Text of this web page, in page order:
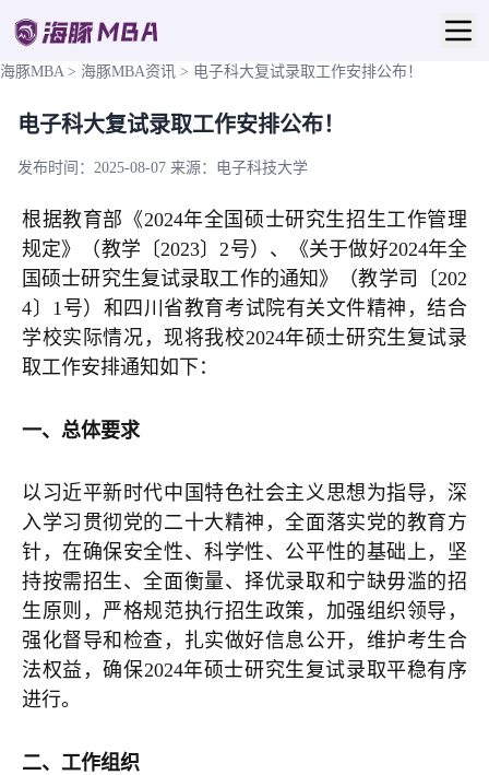
海豚MBA > 海豚MBA资讯 > 电子科大复试录取工作安排公布！
电子科大复试录取工作安排公布！
发布时间：2025-08-07 来源：电子科技大学
根据教育部《2024年全国硕士研究生招生工作管理
规定》（教学〔2023〕2号）、《关于做好2024年全
国硕士研究生复试录取工作的通知》（教学司〔202
4〕1号）和四川省教育考试院有关文件精神，结合
学校实际情况，现将我校2024年硕士研究生复试录
取工作安排通知如下：
一、总体要求
以习近平新时代中国特色社会主义思想为指导，深
入学习贯彻党的二十大精神，全面落实党的教育方
针，在确保安全性、科学性、公平性的基础上，坚
持按需招生、全面衡量、择优录取和宁缺毋滥的招
生原则，严格规范执行招生政策，加强组织领导，
强化督导和检查，扎实做好信息公开，维护考生合
法权益，确保2024年硕士研究生复试录取平稳有序
进行。
二、工作组织